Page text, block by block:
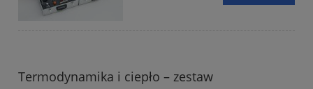
Termodynamika i ciepło – zestaw